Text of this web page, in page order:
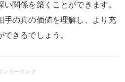
関係を築くことができます。
手の真の価値を理解し、より充
きるでしょう。